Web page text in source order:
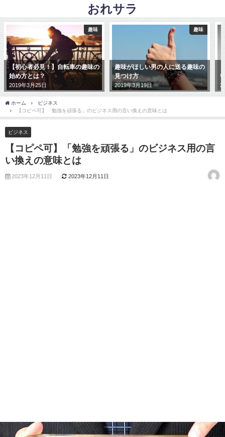
おれサラ
趣味
【初心者必見！】自転車の趣味の
始め方とは？
2019年3月25日
趣味
趣味がほしい男の人に送る趣味の
見つけ方
2019年3月19日
い？
ホーム
ビジネス
【コピペ可】「勉強を頑張る」のビジネス用の言い換えの意味とは
ビジネス
【コピペ可】「勉強を頑張る」のビジネス用の言
い換えの意味とは
2023年12月11日 2023年12月11日